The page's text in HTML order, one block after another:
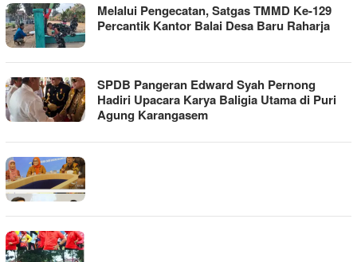
Melalui Pengecatan, Satgas TMMD Ke-129
Percantik Kantor Balai Desa Baru Raharja
SPDB Pangeran Edward Syah Pernong
Hadiri Upacara Karya Baligia Utama di Puri
Agung Karangasem